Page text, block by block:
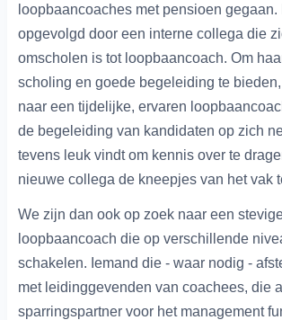
loopbaancoaches met pensioen gegaan.
opgevolgd door een interne collega die
omscholen is tot loopbaancoach. Om
scholing en goede begeleiding te
naar een tijdelijke, ervaren
de begeleiding van kandidaten op zich
tevens leuk vindt om kennis over te
nieuwe collega de kneepjes van het vak
We zijn dan ook op zoek naar een
loopbaancoach die op verschillende
schakelen. Iemand die - waar nodig -
met leidinggevenden van coachees, die
sparringspartner voor het management